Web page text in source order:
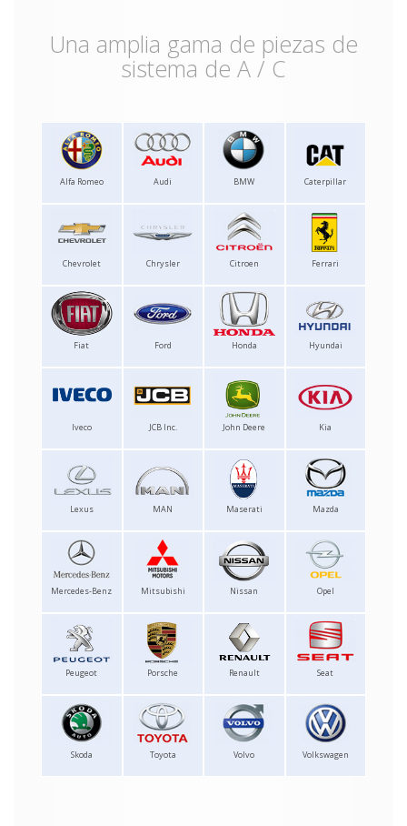
Una amplia gama de piezas de
sistema de A / C
Alfa Romeo Audi BMW Caterpillar
Chevrolet Chrysler Citroen Ferrari
Fiat Ford Honda Hyundai
Iveco JCB Inc. John Deere Kia
Lexus MAN Maserati Mazda
Mercedes-Benz Mitsubishi Nissan Opel
Peugeot Porsche Renault Seat
Skoda Toyota Volvo Volkswagen